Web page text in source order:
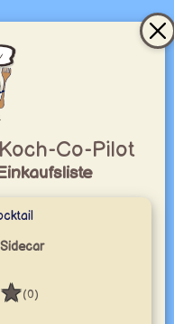
Co-Pilot
Sidecar
★0 / 5
(0)